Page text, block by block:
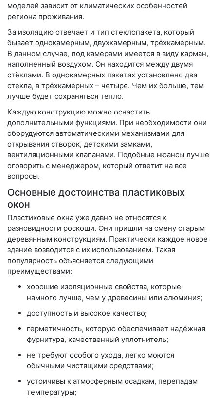
моделей зависит от климатических особенностей
региона проживания.
За изоляцию отвечает и тип стеклопакета, который
бывает однокамерным, двухкамерным, трёхкамерным.
В данном случае, под камерами имеется в виду карман,
наполненный воздухом. Он находится между двумя
стёклами. В однокамерных пакетах установлено два
стекла, в трёхкамерных – четыре. Чем их больше, тем
лучше будет сохраняться тепло.
Каждую конструкцию можно оснастить
дополнительными функциями. При необходимости они
оборудуются автоматическими механизмами для
открывания створок, детскими замками,
вентиляционными клапанами. Подобные нюансы лучше
оговорить с менеджером, который ответит на все
вопросы.
Основные достоинства пластиковых
окон
Пластиковые окна уже давно не относятся к
разновидности роскоши. Они пришли на смену старым
деревянным конструкциям. Практически каждое новое
здание возводится с их использованием. Такая
популярность объясняется следующими
преимуществами:
хорошие изоляционные свойства, которые
намного лучше, чем у древесины или алюминия;
доступность и высокое качество;
герметичность, которую обеспечивает надёжная
фурнитура, качественный уплотнитель;
не требуют особого ухода, легко моются
обычными чистящими средствами;
устойчивы к атмосферным осадкам, перепадам
температуры;